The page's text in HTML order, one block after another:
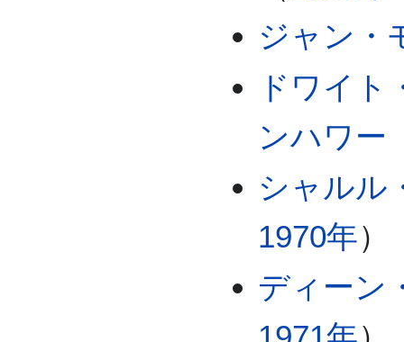
ジャン・
ドワイ
ンハワー
シャルル
1970年）
ディーン